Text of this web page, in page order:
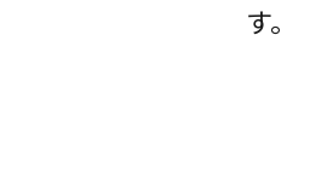
す。